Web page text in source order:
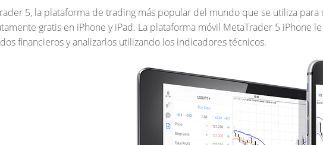
5, la plataforma de trading más popular del mundo que se utiliza
gratis en iPhone y iPad. La plataforma móvil MetaTrader 5 iPhone
financieros y analizarlos utilizando los indicadores técnicos.